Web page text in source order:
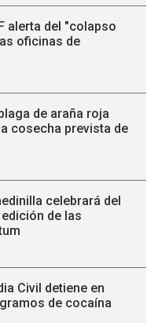
alerta del "colapso
oficinas de
de araña roja
cosecha prevista de
celebrará del
de las
Civil detiene en
de cocaína